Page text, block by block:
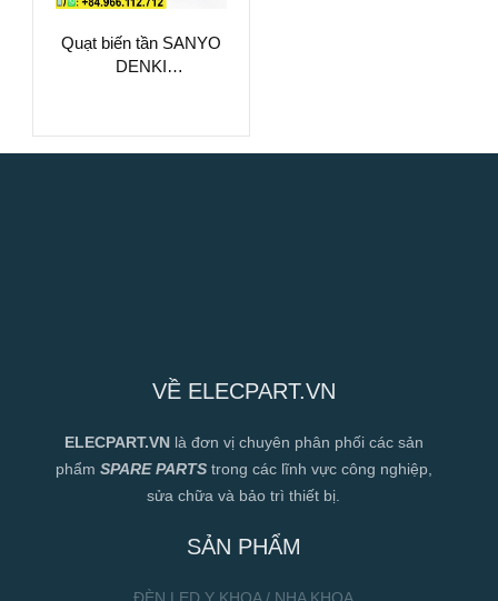
Quạt biến tần SANYO
DENKI
140x140x51mm
VỀ ELECPART.VN
ELECPART.VN là đơn vị chuyên phân phối các sản
phẩm SPARE PARTStrong các lĩnh vực công nghiệp,
sửa chữa và bảo trì thiết bị.
SẢN PHẨM
ĐÈN LED Y KHOA / NHA KHOA